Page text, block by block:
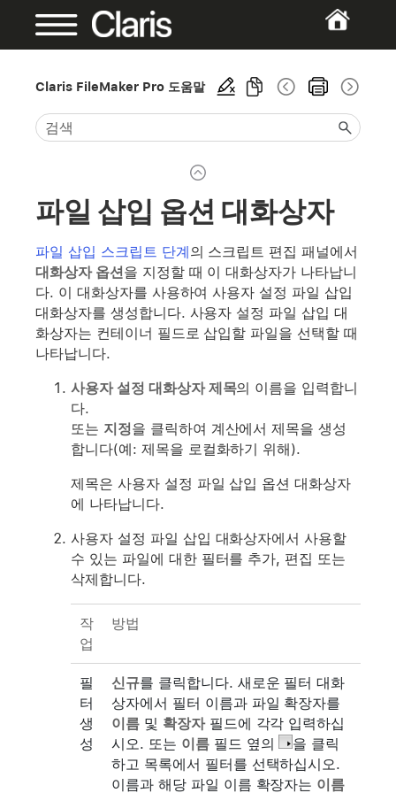
Claris FileMaker Pro 도움말
파일 삽입 옵션 대화상자
파일 삽입 스크립트 단계의 스크립트 편집 패널에서
대화상자 옵션을 지정할 때 이 대화상자가 나타납니
다. 이 대화상자를 사용하여 사용자 설정 파일 삽입
대화상자를 생성합니다. 사용자 설정 파일 삽입 대
화상자는 컨테이너 필드로 삽입할 파일을 선택할 때
나타납니다.
사용자 설정 대화상자 제목의 이름을 입력합니
다.
또는 지정을 클릭하여 계산에서 제목을 생성
합니다(예: 제목을 로컬화하기 위해).
제목은 사용자 설정 파일 삽입 옵션 대화상자
에 나타납니다.
사용자 설정 파일 삽입 대화상자에서 사용할
수 있는 파일에 대한 필터를 추가, 편집 또는
삭제합니다.
작
업
방법
필
터
생
성
신규를 클릭합니다. 새로운 필터 대화
상자에서 필터 이름과 파일 확장자를
이름및 확장자필드에 각각 입력하십
시오. 또는 이름필드 옆의
을 클릭
하고 목록에서 필터를 선택하십시오.
이름과 해당 파일 이름 확장자는 이름